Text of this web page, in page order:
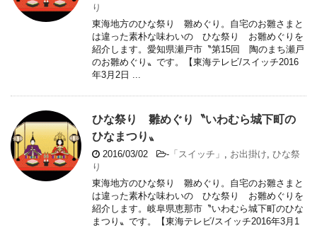
り
東海地方のひな祭り 雛めぐり。自宅のお雛さまと
は違った素朴な味わいの ひな祭り お雛めぐりを
紹介します。愛知県瀬戸市〝第15回 陶のまち瀬戸
のお雛めぐり〟です。【東海テレビ/スイッチ2016
年3月2日 ...
ひな祭り 雛めぐり〝いわむら城下町の
ひなまつり〟
2016/03/02 - 「スイッチ」 お出掛け ひな祭
り
東海地方のひな祭り 雛めぐり。自宅のお雛さまと
は違った素朴な味わいの ひな祭り お雛めぐりを
紹介します。岐阜県恵那市〝いわむら城下町のひな
まつり〟です。【東海テレビ/スイッチ2016年3月1